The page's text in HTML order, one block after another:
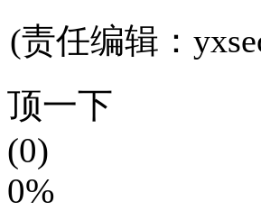
(责任编辑：
顶一下
(0)
0%